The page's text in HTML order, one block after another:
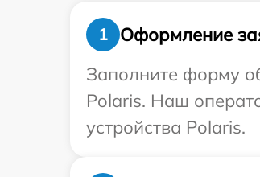
1
Оформление
Заполните форму
Polaris. Наш
устройства Polaris.